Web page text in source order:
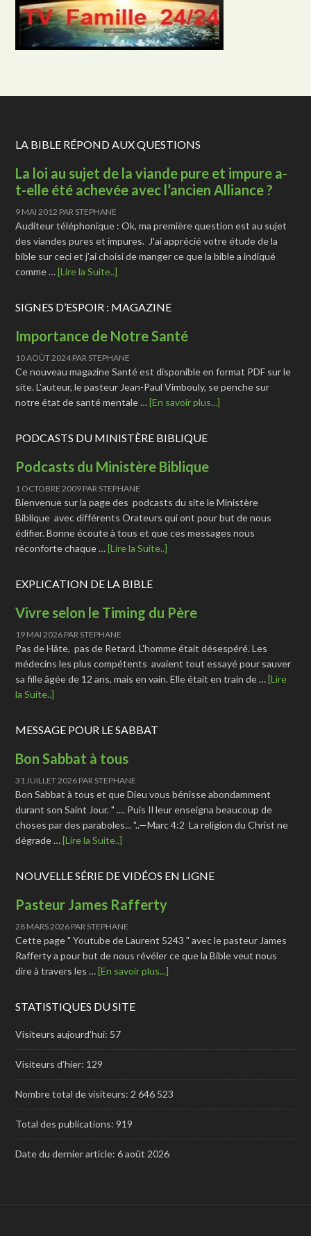
LA BIBLE RÉPOND AUX QUESTIONS
La loi au sujet de la viande pure et impure a-
t-elle été achevée avec l’ancien Alliance ?
9 MAI 2012 PAR STEPHANE
Auditeur téléphonique : Ok, ma première question est au sujet
des viandes pures et impures. J'ai apprécié votre étude de la
bible sur ceci et j’ai choisi de manger ce que la bible a indiqué
comme …[Lire la Suite..]
SIGNES D’ESPOIR : MAGAZINE
Importance de Notre Santé
10 AOÛT 2024PAR STEPHANE
Ce nouveau magazine Santé est disponible en format PDF sur le
site. L'auteur, le pasteur Jean-Paul Vimbouly, se penche sur
notre état de santé mentale …[En savoir plus...]
PODCASTS DU MINISTÈRE BIBLIQUE
Podcasts du Ministère Biblique
1 OCTOBRE 2009 PAR STEPHANE
Bienvenue sur la page des podcasts du site le Ministère
Biblique avec différents Orateurs qui ont pour but de nous
édifier. Bonne écoute à tous et que ces messages nous
réconforte chaque …[Lire la Suite..]
EXPLICATION DE LA BIBLE
Vivre selon le Timing du Père
19 MAI 2026 PAR STEPHANE
Pas de Hâte, pas de Retard. L'homme était désespéré. Les
médecins les plus compétents avaient tout essayé pour sauver
sa fille âgée de 12 ans, mais en vain. Elle était en train de …[Lire
la Suite..]
MESSAGE POUR LE SABBAT
Bon Sabbat à tous
31 JUILLET 2026 PAR STEPHANE
Bon Sabbat à tous et que Dieu vous bénisse abondamment
durant son Saint Jour. " .... Puis Il leur enseigna beaucoup de
choses par des paraboles... "..—Marc 4:2 La religion du Christ ne
dégrade …[Lire la Suite..]
NOUVELLE SÉRIE DE VIDÉOS EN LIGNE
Pasteur James Rafferty
28 MARS 2026 PAR STEPHANE
Cette page " Youtube de Laurent 5243 " avec le pasteur James
Rafferty a pour but de nous révéler ce que la Bible veut nous
dire à travers les …[En savoir plus...]
STATISTIQUES DU SITE
Visiteurs aujourd’hui: 57
Visiteurs d’hier: 129
Nombre total de visiteurs: 2 646 523
Total des publications:919
Date du dernier article:6 août 2026